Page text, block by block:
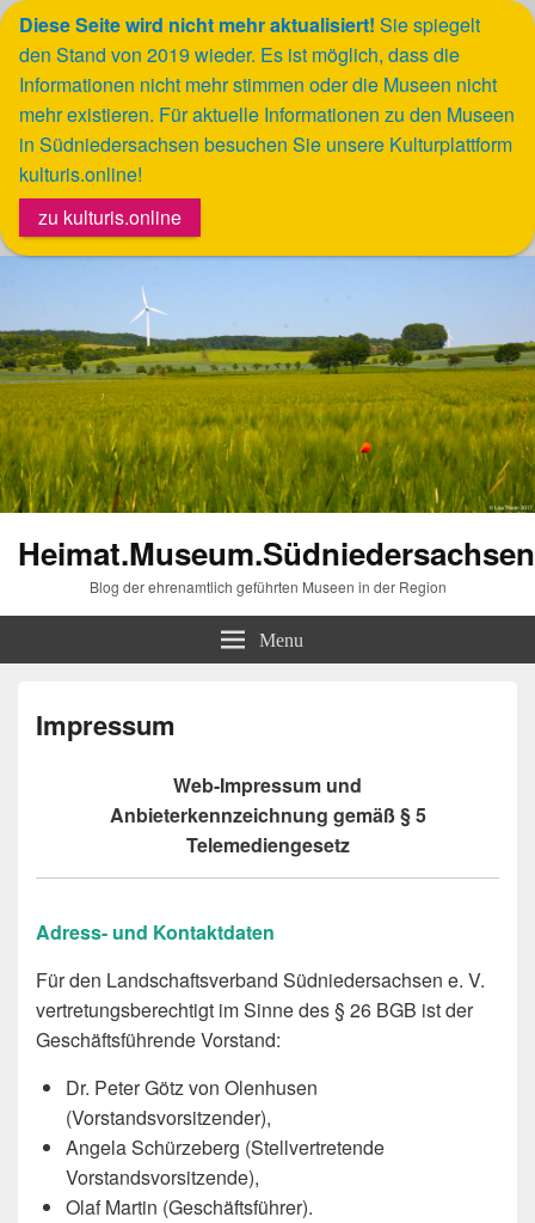
Werkzeugleiste öffnen
Heimat.Museum.Südniedersachsen
Blog der ehrenamtlich geführten Museen in der Region
Menu
Impressum
Web-Impressum und
Anbieterkennzeichnung gemäß § 5
Telemediengesetz
Adress- und Kontaktdaten
Für den Landschaftsverband Südniedersachsen e. V.
vertretungsberechtigt im Sinne des § 26 BGB ist der
Geschäftsführende Vorstand:
Dr. Peter Götz von Olenhusen
(Vorstandsvorsitzender),
Angela Schürzeberg (Stellvertretende
Vorstandsvorsitzende),
Olaf Martin (Geschäftsführer).
Diese Seite wird nicht mehr aktualisiert! Sie spiegelt
den Stand von 2019 wieder. Es ist möglich, dass die
Informationen nicht mehr stimmen oder die Museen nicht
mehr existieren. Für aktuelle Informationen zu den Museen
in Südniedersachsen besuchen Sie unsere Kulturplattform
kulturis.online!
zu kulturis.online